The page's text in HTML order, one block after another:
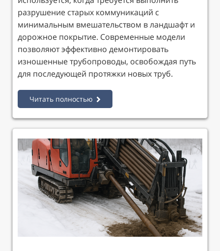
разрушение старых коммуникаций с
минимальным вмешательством в ландшафт и
дорожное покрытие. Современные модели
позволяют эффективно демонтировать
изношенные трубопроводы, освобождая путь
для последующей протяжки новых труб.
Читать полностью